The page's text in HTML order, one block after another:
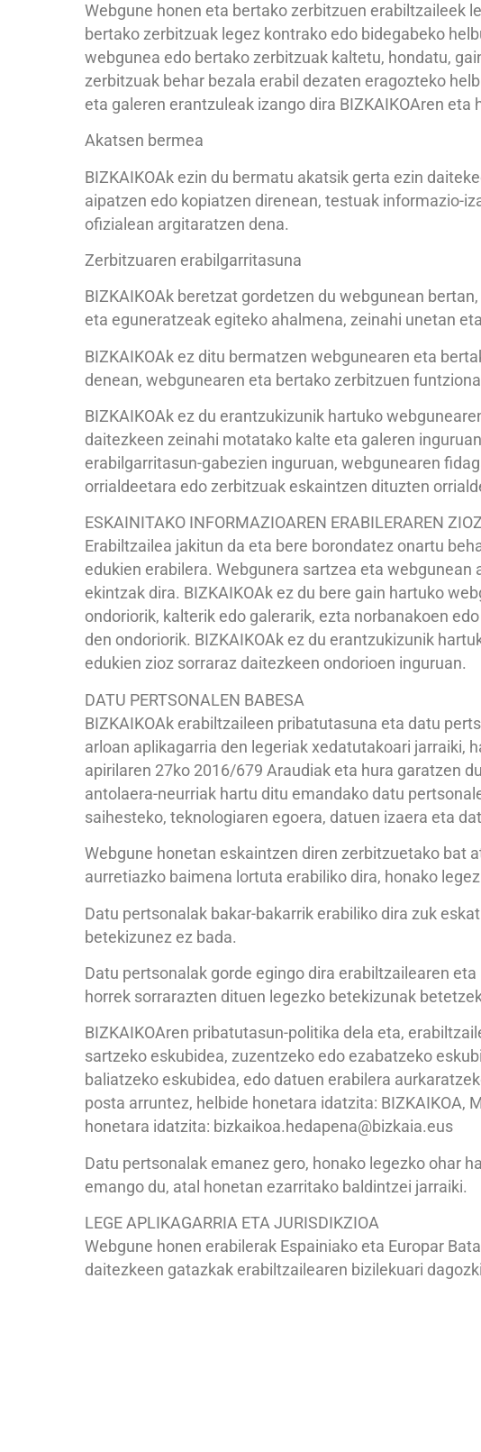
Webgune honen eta bertako zerbitzuen erabiltzaileek
bertako zerbitzuak legez kontrako edo bidegabeko
webgunea edo bertako zerbitzuak kaltetu, hondatu,
zerbitzuak behar bezala erabil dezaten eragozteko
eta galeren erantzuleak izango dira BIZKAIKOAren eta
Akatsen bermea
BIZKAIKOAk ezin du bermatu akatsik gerta ezin
aipatzen edo kopiatzen direnean, testuak informazio-
ofizialean argitaratzen dena.
Zerbitzuaren erabilgarritasuna
BIZKAIKOAk beretzat gordetzen du webgunean
eta eguneratzeak egiteko ahalmena, zeinahi unetan
BIZKAIKOAk ez ditu bermatzen webgunearen eta
denean, webgunearen eta bertako zerbitzuen
BIZKAIKOAk ez du erantzukizunik hartuko
daitezkeen zeinahi motatako kalte eta galeren
erabilgarritasun-gabezien inguruan, webgunearen
orrialdeetara edo zerbitzuak eskaintzen dituzten
ESKAINITAKO INFORMAZIOAREN ERABILERAREN
Erabiltzailea jakitun da eta bere borondatez onartu
edukien erabilera. Webgunera sartzea eta
ekintzak dira. BIZKAIKOAk ez du bere gain hartuko
ondoriorik, kalterik edo galerarik, ezta norbanakoen
den ondoriorik. BIZKAIKOAk ez du erantzukizunik
edukien zioz sorraraz daitezkeen ondorioen inguruan.
DATU PERTSONALEN BABESA
BIZKAIKOAk erabiltzaileen pribatutasuna eta datu
arloan aplikagarria den legeriak xedatutakoari jarraiki,
apirilaren 27ko 2016/679 Araudiak eta hura garatzen
antolaera-neurriak hartu ditu emandako datu
saihesteko, teknologiaren egoera, datuen izaera eta
Webgune honetan eskaintzen diren zerbitzuetako bat
aurretiazko baimena lortuta erabiliko dira, honako
Datu pertsonalak bakar-bakarrik erabiliko dira zuk
betekizunez ez bada.
Datu pertsonalak gorde egingo dira erabiltzailearen
horrek sorrarazten dituen legezko betekizunak
BIZKAIKOAren pribatutasun-politika dela eta,
sartzeko eskubidea, zuzentzeko edo ezabatzeko
baliatzeko eskubidea, edo datuen erabilera
posta arruntez, helbide honetara idatzita: BIZKAIKOA,
honetara idatzita: bizkaikoa.hedapena@bizkaia.eus
Datu pertsonalak emanez gero, honako legezko ohar
emango du, atal honetan ezarritako baldintzei jarraiki.
LEGE APLIKAGARRIA ETA JURISDIKZIOA
Webgune honen erabilerak Espainiako eta Europar
daitezkeen gatazkak erabiltzailearen bizilekuari